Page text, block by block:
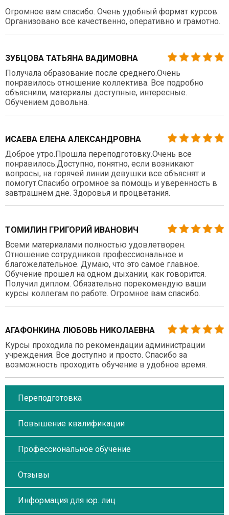
Огромное вам спасибо. Очень удобный формат курсов.
Организовано все качественно, оперативно и грамотно.
ЗУБЦОВА ТАТЬЯНА ВАДИМОВНА
Получала образование после среднего.Очень
понравилось отношение коллектива. Все подробно
объяснили, материалы доступные, интересные.
Обучением довольна.
ИСАЕВА ЕЛЕНА АЛЕКСАНДРОВНА
Доброе утро.Прошла переподготовку.Очень все
понравилось.Доступно, понятно, если возникают
вопросы, на горячей линии девушки все объяснят и
помогут.Спасибо огромное за помощь и уверенность в
завтрашнем дне. Здоровья и процветания.
ТОМИЛИН ГРИГОРИЙ ИВАНОВИЧ
Всеми материалами полностью удовлетворен.
Отношение сотрудников профессиональное и
благожелательное. Думаю, что это самое главное.
Обучение прошел на одном дыхании, как говорится.
Получил диплом. Обязательно порекомендую ваши
курсы коллегам по работе. Огромное вам спасибо.
АГАФОНКИНА ЛЮБОВЬ НИКОЛАЕВНА
Курсы проходила по рекомендации администрации
учреждения. Все доступно и просто. Спасибо за
возможность проходить обучение в удобное время.
Переподготовка
Повышение квалификации
Профессиональное обучение
Отзывы
Информация для юр. лиц